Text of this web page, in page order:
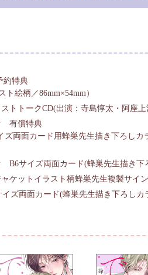
約特典
絵柄／86mm×54mm）
トトークCD(出演：寺島惇太・阿座上
有償特典
ズ両面カード用蜂巣先生描き下ろしカ
B6サイズ両面カード(蜂巣先生描き下
ケットイラスト柄蜂巣先生複製サイ
ズ両面カード(蜂巣先生描き下ろしカ